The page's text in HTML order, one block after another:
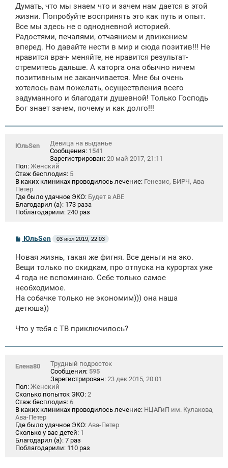
н
и
Думать, что мы знаем что и зачем нам дается в этой
жизни. Попробуйте воспринять это как путь и опыт.
Все мы здесь не с однодневной историей.
Радостями, печалями, отчаянием и движением
вперед. Но давайте нести в мир и сюда позитив!!! Не
нравится врач- меняйте, не нравится результат-
стремитесь дальше. А каторга она обычно ничем
позитивным не заканчивается. Мне бы очень
хотелось вам пожелать, осуществления всего
задуманного и благодати душевной! Только Господь
Бог знает зачем, почему и как долго!!!
ЮльSen
Девица на выданье
Сообщения: 1541
Зарегистрирован: 20 май 2017, 21:11
Пол: Женский
Стаж бесплодия: 5
В каких клиниках проводилось лечение: Генезис, БИРЧ, Ава
Петер
Где было удачное ЭКО: Будет в АВЕ
Благодарил (а): 173 раза
Поблагодарили: 240 раз
С
б
щ
н
и
ЮльSen 03 июл 2019, 22:03
Новая жизнь, такая же фигня. Все деньги на эко.
Вещи только по скидкам, про отпуска на курортах уже
4 года не вспоминаю. Себе только самое
необходимое.
На собачке только не экономим))) она наша
детюша))
Что у тебя с ТВ приключилось?
Елена80
Трудный подросток
Сообщения: 595
Зарегистрирован: 23 дек 2015, 20:01
Пол: Женский
Сколько попыток ЭКО: 2
Стаж бесплодия: 6
В каких клиниках проводилось лечение: НЦАГиП им. Кулакова,
Ава-Петер
Где было удачное ЭКО: Ава-Петер
Сколько у вас детей: 1
Благодарил (а): 7 раз
Поблагодарили: 110 раз